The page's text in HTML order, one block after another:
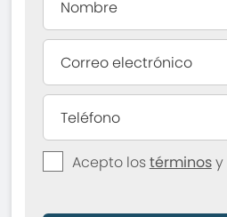
Acepto lostérminosy